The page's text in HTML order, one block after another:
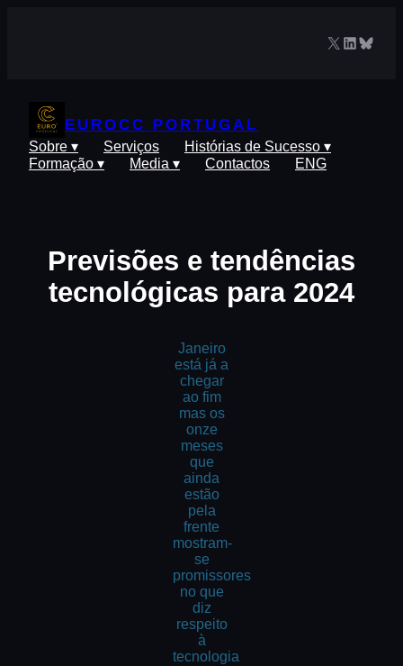
X LinkedIn
EUROCC PORTUGAL
Sobre ▾ Serviços
Histórias de Sucesso ▾
Formação ▾
Media ▾ Contactos ENG
Previsões e tendências
tecnológicas para 2024
Janeiro
está já a
chegar
ao fim
mas os
onze
meses
que
ainda
estão
pela
frente
mostram-
se
promissores
no que
diz
respeito
à
tecnologia